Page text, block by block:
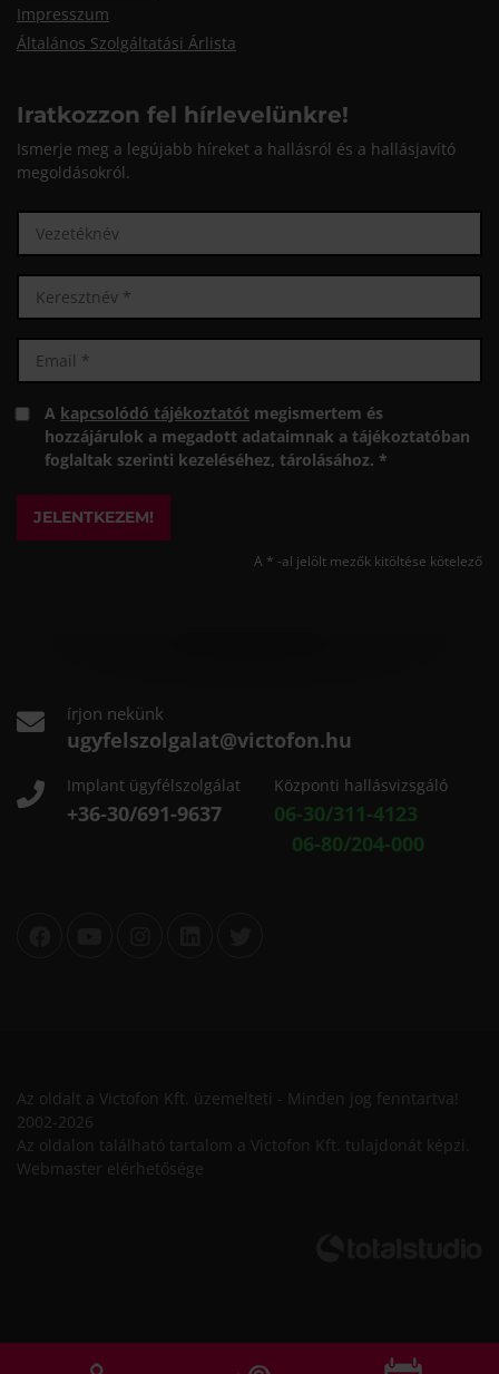
Impresszum
Általános Szolgáltatási Árlista
Iratkozzon fel hírlevelünkre!
Ismerje meg a legújabb híreket a hallásról és a hallásjavító
megoldásokról.
A kapcsolódó tájékoztatót megismertem és
hozzájárulok a megadott adataimnak a tájékoztatóban
foglaltak szerinti kezeléséhez, tárolásához. *
JELENTKEZEM!
A * -al jelölt mezők kitöltése kötelező
írjon nekünk
ugyfelszolgalat@victofon.hu
Implant ügyfélszolgálat
+36-30/691-9637
Központi hallásvizsgáló
06-30/311-4123
06-80/204-000
Az oldalt a Victofon Kft. üzemelteti - Minden jog fenntartva!
2002-2026
Az oldalon található tartalom a Victofon Kft. tulajdonát képzi.
Webmaster elérhetősége